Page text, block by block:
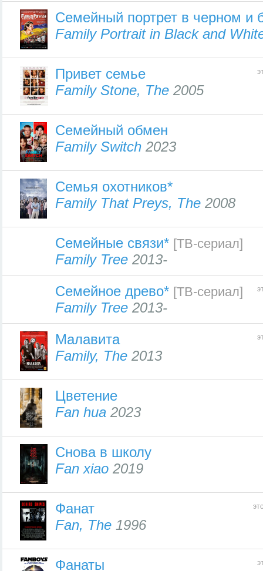
Семейный портрет в черном и
Family Portrait in Black and
Привет семье
Family Stone, The 2005
Семейный обмен
Family Switch 2023
Семья охотников*
Family That Preys, The 2008
Семейные связи* [ТВ-сериал]
Family Tree 2013-
Семейное древо* [ТВ-сериал]
Family Tree 2013-
Малавита
Family, The 2013
Цветение
Fan hua 2023
Снова в школу
Fan xiao 2019
Фанат
Fan, The 1996
Фанаты